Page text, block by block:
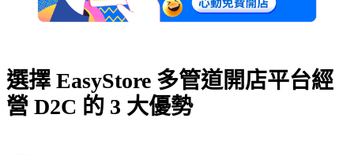
選擇 EasyStore 多管道開店平台經
營 D2C 的 3 大優勢